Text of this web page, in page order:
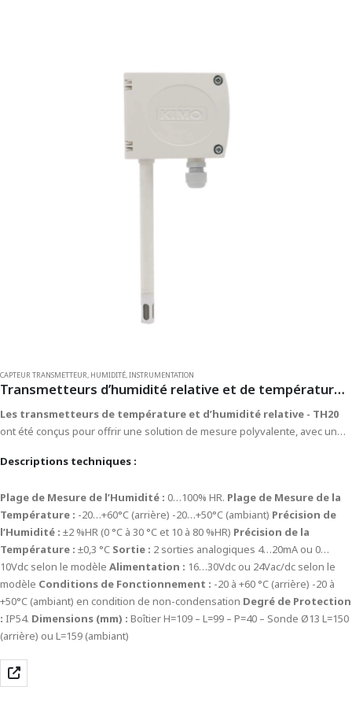
CAPTEUR TRANSMETTEUR, HUMIDITÉ,INSTRUMENTATION
Transmetteurs d’humidité relative et de température – TH20
Les transmetteurs de température et d’humidité relative - TH20
ont été conçus pour offrir une solution de mesure polyvalente, avec un
passives 4…20 mA, pour un montage mural (ambiant) ou en gaine (arrière),
Descriptions techniques :
Plage de Mesure de l’Humidité : 0…100% HR. Plage de Mesure de la
Température : -20…+60°C (arrière) -20…+50°C (ambiant) Précision de
l’Humidité : ±2 %HR (0 °C à 30 °C et 10 à 80 %HR) Précision de la
Température : ±0,3 °C Sortie : 2 sorties analogiques 4…20mA ou 0…
10Vdc selon le modèle Alimentation : 16…30Vdc ou 24Vac/dc selon le
modèle Conditions de Fonctionnement : -20 à +60 °C (arrière) -20 à
+50°C (ambiant) en condition de non-condensation Degré de Protection
: IP54. Dimensions (mm) : Boîtier H=109 – L=99 – P=40 – Sonde Ø13 L=150
(arrière) ou L=159 (ambiant)